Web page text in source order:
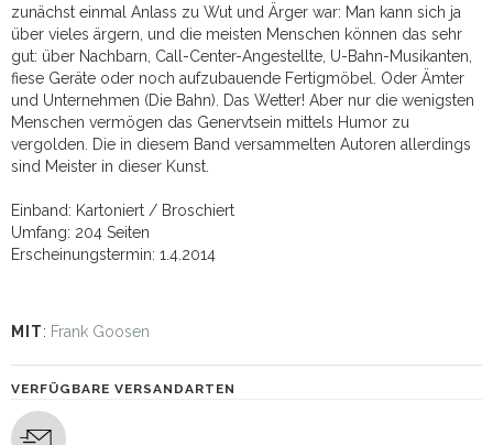
zunächst einmal Anlass zu Wut und Ärger war: Man kann sich ja
über vieles ärgern, und die meisten Menschen können das sehr
gut: über Nachbarn, Call-Center-Angestellte, U-Bahn-Musikanten,
fiese Geräte oder noch aufzubauende Fertigmöbel. Oder Ämter
und Unternehmen (Die Bahn). Das Wetter! Aber nur die wenigsten
Menschen vermögen das Genervtsein mittels Humor zu
vergolden. Die in diesem Band versammelten Autoren allerdings
sind Meister in dieser Kunst.
Einband: Kartoniert / Broschiert
Umfang: 204 Seiten
Erscheinungstermin: 1.4.2014
MIT: Frank Goosen
VERFÜGBARE VERSANDARTEN